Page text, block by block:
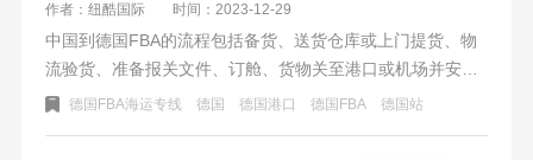
作者：纽酷国际 时间：2023-12-29
中国到德国FBA的流程包括备货、送货仓库或上门提货、物
流验货、准备报关文件、订舱、货物关至港口或机场并安排
报关、货物离开中国、预约仓库的关货时间、货物到达目的
德国FBA海运专线 德国 德国港口 德国FBA 德国站